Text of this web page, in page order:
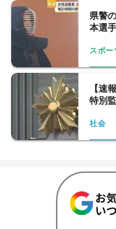
県警
本選
スポー
【速
特別
社会